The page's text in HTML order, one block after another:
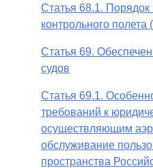
Статья 68.1.
контрольного полета
Статья 69.
судов
Статья 69.1.
требований к
осуществляющим
обслуживание
пространства